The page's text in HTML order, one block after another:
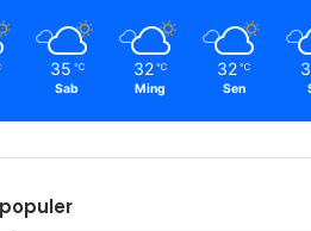
35 ℃
Sab
32 ℃
Ming
32 ℃
Sen